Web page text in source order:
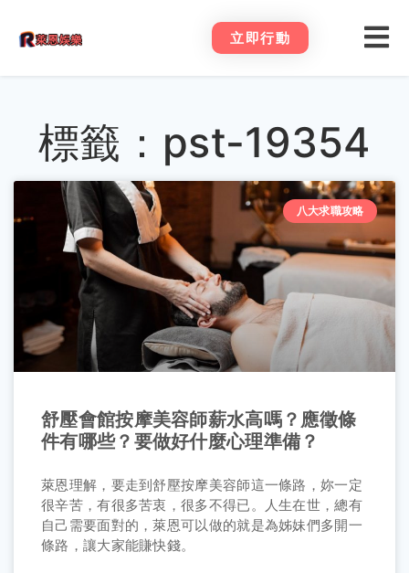
立即行動
標籤：pst-19354
八大求職攻略
舒壓會館按摩美容師薪水高嗎？應徵條
件有哪些？要做好什麼心理準備？
萊恩理解，要走到舒壓按摩美容師這一條路，妳一定
很辛苦，有很多苦衷，很多不得已。人生在世，總有
自己需要面對的，萊恩可以做的就是為姊妹們多開一
條路，讓大家能賺快錢。